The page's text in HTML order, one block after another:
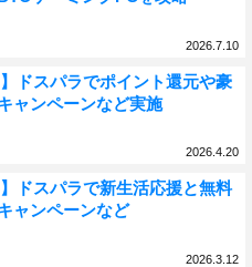
2026.7.10
】ドスパラでポイント還元や豪
ャンペーンなど実施
2026.4.20
】ドスパラで新生活応援と無料
ャンペーンなど
2026.3.12